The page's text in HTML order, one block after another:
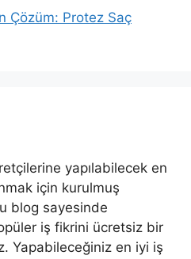
Çözüm: Protez Saç
yapılabilecek en
için kurulmuş
blog sayesinde
iş fikrini ücretsiz bir
Yapabileceğiniz en iyi iş